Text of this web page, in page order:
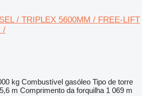
/ TRIPLEX 5600MM / FREE-LIFT
/
kg Combustível gasóleo Tipo de torre
5,6 m Comprimento da forquilha 1 069 m